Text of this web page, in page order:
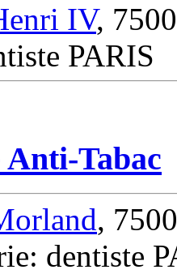
IV,
PARIS
Anti-Tabac
,
dentiste